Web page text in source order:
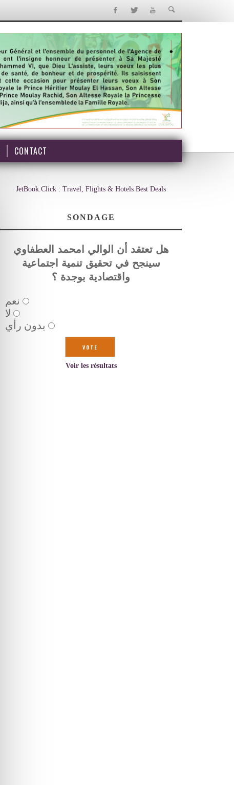
CONTACT
JetBook.Click : Travel, Flights & Hotels Best Deals
SONDAGE
هل تعتقد أن الوالي امحمد العطفاوي
سينجح في تحقيق تنمية اجتماعية
واقتصادية بوجدة ؟
نعم
لا
بدون رأي
Voir les résultats